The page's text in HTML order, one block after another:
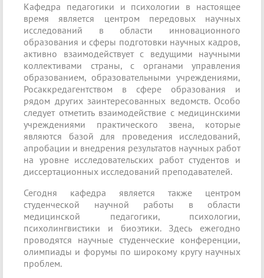
Кафедра педагогики и психологии в настоящее
время является центром передовых научных
исследований в области инновационного
образования и сферы подготовки научных кадров,
активно взаимодействует с ведущими научными
коллективами страны, с органами управления
образованием, образовательными учреждениями,
Росаккредагентством в сфере образования и
рядом других заинтересованных ведомств. Особо
следует отметить взаимодействие с медицинскими
учреждениями практического звена, которые
являются базой для проведения исследований,
апробации и внедрения результатов научных работ
на уровне исследовательских работ студентов и
диссертационных исследований преподавателей.
Сегодня кафедра является также центром
студенческой научной работы в области
медицинской педагогики, психологии,
психолингвистики и биоэтики. Здесь ежегодно
проводятся научные студенческие конференции,
олимпиады и форумы по широкому кругу научных
проблем.